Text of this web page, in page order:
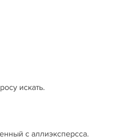
искать.
с аллиэксперсса.